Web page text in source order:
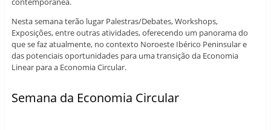
Nesta semana terão lugar Palestras/Debates, Workshops,
Exposições, entre outras atividades, oferecendo um panorama do
que se faz atualmente, no contexto Noroeste Ibérico Peninsular e
das potenciais oportunidades para uma transição da Economia
Linear para a Economia Circular.
Semana da Economia Circular